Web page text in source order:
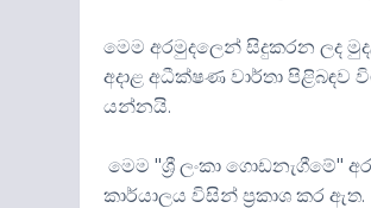
මෙම අරමුදලෙන් සිදුකරන ලද
අදාළ අධීක්ෂණ වාර්තා
යන්නයි.
මෙම "ශ්‍රී ලංකා ගොඩනැගීමේ"
කාර්යාලය විසින් ප්‍රකාශ කර ඇත.